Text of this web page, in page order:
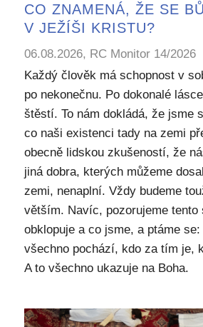
CO ZNAMENÁ, ŽE SE
V JEŽÍŠI KRISTU?
06.08.2026, RC Monitor 14/2026
Každý člověk má schopnost v
po nekonečnu. Po dokonalé
štěstí. To nám dokládá, že jsme
co naši existenci tady na zemi
obecně lidskou zkušeností, že
jiná dobra, kterých můžeme
zemi, nenaplní. Vždy budeme
větším. Navíc, pozorujeme tento
obklopuje a co jsme, a ptáme se:
všechno pochází, kdo za tím je,
A to všechno ukazuje na Boha.